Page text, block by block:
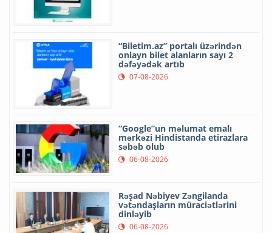
“Biletim.az” portalı üzərindən
onlayn bilet alanların sayı 2
dəfəyədək artıb
07-08-2026
“Google”un məlumat emalı
mərkəzi Hindistanda etirazlara
səbəb olub
06-08-2026
Rəşad Nəbiyev Zəngilanda
vətəndaşların müraciətlərini
dinləyib
06-08-2026